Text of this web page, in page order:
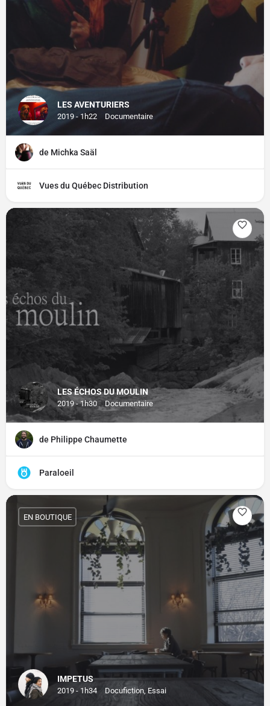
LES AVENTURIERS
2019 - 1h22 Documentaire
de Michka Saäl
Vues du Québec Distribution
LES ÉCHOS DU MOULIN
2019 - 1h30 Documentaire
de Philippe Chaumette
Paraloeil
IMPETUS
2019 - 1h34 Docufiction, Essai
EN BOUTIQUE